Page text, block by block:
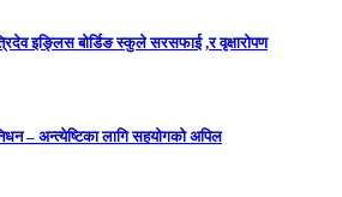
इङ्लिस बोर्डिङ स्कुले सरसफाई ,र वृक्षारोपण
– अन्त्येष्टिका लागि सहयोगको अपिल